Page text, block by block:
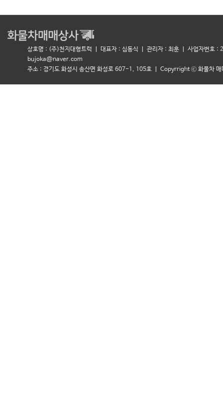
상호명 : (주)천지대형트럭 ㅣ 대표자 : 심동식 ㅣ 관리자 : 최훈 ㅣ 사업자번
bujoka@naver.com
주소 : 경기도 화성시 송산면 화성로 607-1, 105호 ㅣ Copyrright ⓒ 화물차